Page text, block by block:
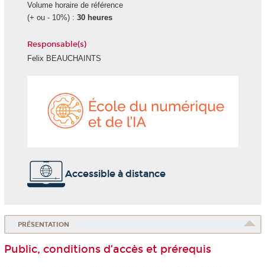
Volume horaire de référence
(+ ou - 10%) : 30 heures
Responsable(s)
Felix BEAUCHAINTS
Accessible à distance
PRÉSENTATION
Public, conditions d’accès et prérequis